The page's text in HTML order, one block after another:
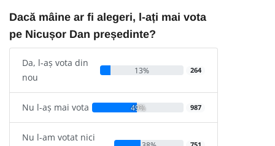
Dacă mâine ar fi alegeri, l-ați mai vota
pe Nicușor Dan președinte?
Da, l-aș vota din
nou
13% 264
Nu l-aș mai vota 49% 987
Nu l-am votat nici